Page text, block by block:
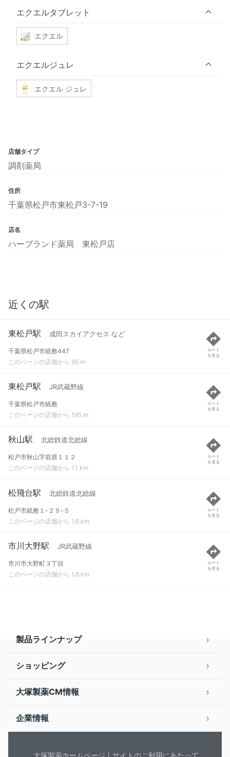
エクエルタブレット
エクエル
エクエルジュレ
エクエル ジュレ
店舗タイプ
調剤薬局
住所
千葉県松戸市東松戸3-7-19
店名
ハーブランド薬局 東松戸店
近くの駅
東松戸駅 成田スカイアクセス など
千葉県松戸市紙敷447
このページの店舗から 95 m
ルート
を見る
東松戸駅 JR武蔵野線
千葉県松戸市紙敷
このページの店舗から 195 m
ルート
を見る
秋山駅 北総鉄道北総線
松戸市秋山字前原１１２
このページの店舗から 1.1 km
ルート
を見る
松飛台駅 北総鉄道北総線
松戸市紙敷１-２９-５
このページの店舗から 1.6 km
ルート
を見る
市川大野駅 JR武蔵野線
市川市大野町３丁目
このページの店舗から 1.8 km
ルート
を見る
製品ラインナップ
ショッピング
大塚製薬CM情報
企業情報